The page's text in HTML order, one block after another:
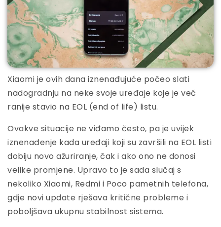
Xiaomi je ovih dana iznenađujuće počeo slati
nadogradnju na neke svoje uređaje koje je već
ranije stavio na EOL (end of life) listu.
Ovakve situacije ne viđamo često, pa je uvijek
iznenađenje kada uređaji koji su završili na EOL listi
dobiju novo ažuriranje, čak i ako ono ne donosi
velike promjene. Upravo to je sada slučaj s
nekoliko Xiaomi, Redmi i Poco pametnih telefona,
gdje novi update rješava kritične probleme i
poboljšava ukupnu stabilnost sistema.